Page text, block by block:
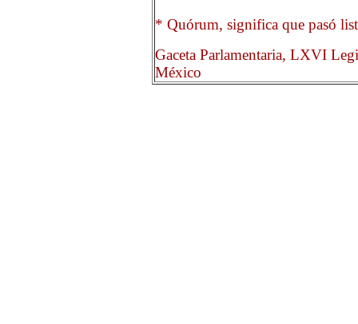
* Quórum, significa que pasó
Gaceta Parlamentaria, LXVI
México